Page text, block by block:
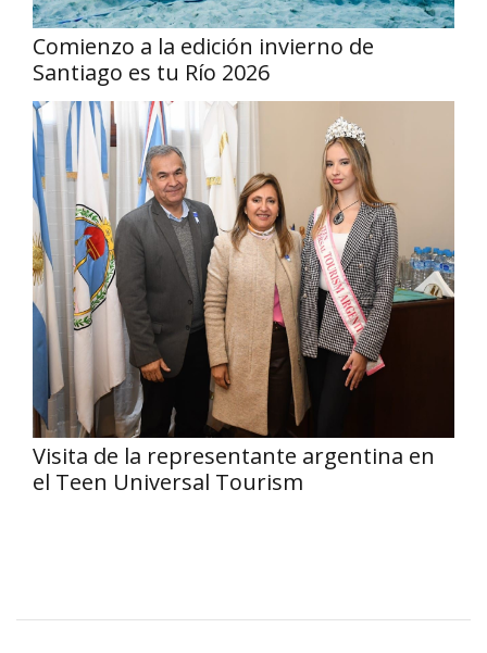
Comienzo a la edición invierno de
Santiago es tu Río 2026
Visita de la representante argentina en
el Teen Universal Tourism